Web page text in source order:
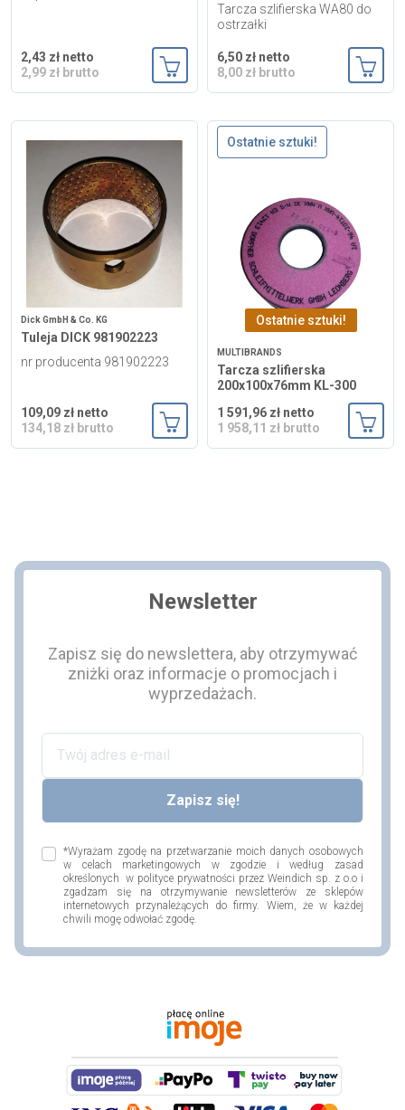
2,43 zł netto
2,99 zł brutto
Dodaj do koszyka
Tarcza szlifierska WA80 do
ostrzałki
6,50 zł netto
8,00 zł brutto
Dick GmbH & Co. KG
Tuleja DICK 981902223
nr producenta 981902223
109,09 zł netto
134,18 zł brutto
Dodaj do koszyka
Ostatnie sztuki!
Ostatnie sztuki!
MULTIBRANDS
Tarcza szlifierska
200x100x76mm KL-300
1 591,96 zł netto
1 958,11 zł brutto
Newsletter
Zapisz się do newslettera, aby otrzymywać
zniżki oraz informacje o promocjach i
wyprzedażach.
*Wyrażam zgodę na przetwarzanie moich danych osobowych
w celach marketingowych w zgodzie i według zasad
określonych w polityce prywatności przez Weindich sp. z o.o i
zgadzam się na otrzymywanie newsletterów ze sklepów
internetowych przynależących do firmy. Wiem, że w każdej
chwili mogę odwołać zgodę.